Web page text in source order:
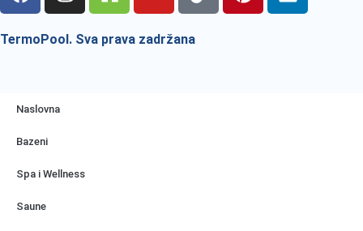
TermoPool. Sva prava zadržana
Naslovna
Bazeni
Spa i Wellness
Saune